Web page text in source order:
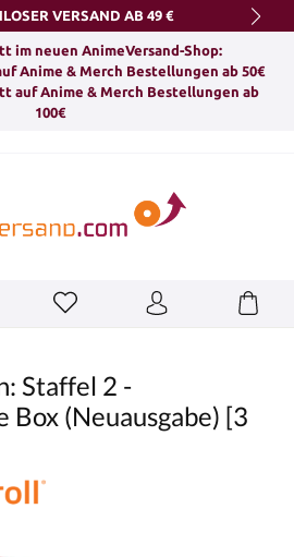
VERSAND AB 49 €
im neuen AnimeVersand-Shop:
Anime & Merch Bestellungen ab 50€
auf Anime & Merch Bestellungen ab
100€
Staffel 2 -
Box (Neuausgabe) [3